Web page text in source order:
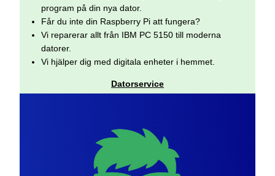
program på din nya dator.
Får du inte din Raspberry Pi att fungera?
Vi reparerar allt från IBM PC 5150 till moderna
datorer.
Vi hjälper dig med digitala enheter i hemmet.
Datorservice